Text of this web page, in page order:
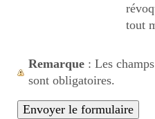
tout
Remarque : Les
sont obligatoires.